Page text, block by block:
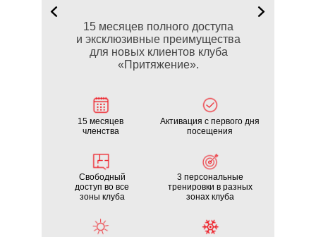
15 месяцев полного доступа
и эксклюзивные преимущества
для новых клиентов клуба
«Притяжение».
15 месяцев
членства
3 персональные
тренировки в разных
зонах клуба
Свободный
доступ во все
зоны клуба
Активация с первого дня
посещения